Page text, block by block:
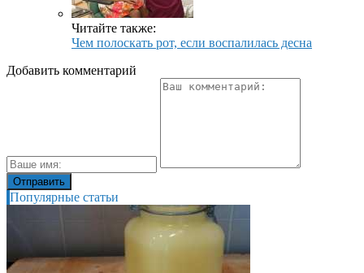
Читайте также:
Чем полоскать рот, если воспалилась десна
Добавить комментарий
Популярные статьи